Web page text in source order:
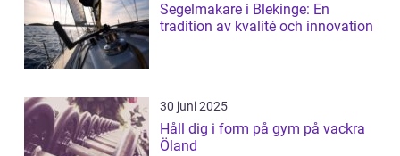
Segelmakare i Blekinge: En
tradition av kvalité och innovation
30 juni 2025
Håll dig i form på gym på vackra
Öland